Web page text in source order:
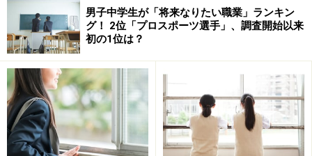
は下がっても、実力のある受験生が集まり返って競争が
激しくなる高校もあります。志望校選びには十分注意が
必要です。
岐阜の私立高校は15校と他県に比べて特に少なく、私立
高校を志願する受験生は元々少ない傾向にあります。ま
た不況の影響もあり、今年は公立志向が高まる傾向にあ
ります。これは私立高校を志望する受験生にとっては追
男子中学生が「将来なりたい職業」ランキン
グ！ 2位「プロスポーツ選手」、調査開始以来
初の1位は？